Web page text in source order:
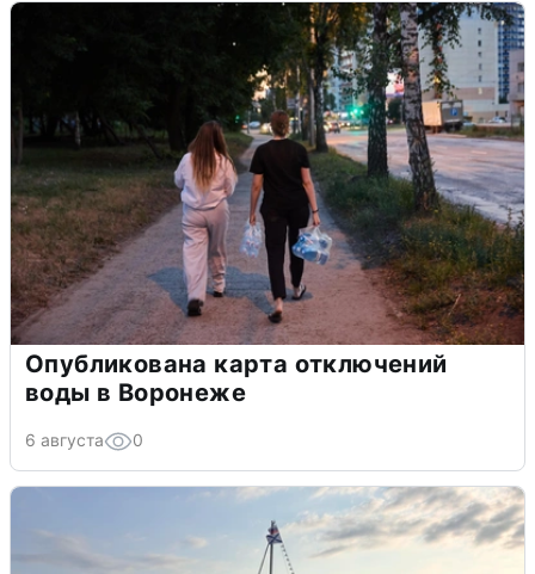
Опубликована карта отключений
воды в Воронеже
6 августа 0